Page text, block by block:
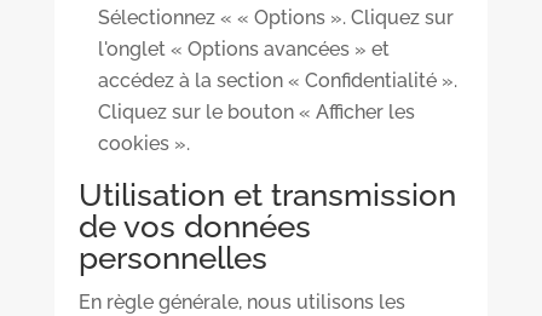
Sélectionnez « « Options ». Cliquez sur
l'onglet « Options avancées » et
accédez à la section « Confidentialité ».
Cliquez sur le bouton « Afficher les
cookies ».
Utilisation et transmission
de vos données
personnelles
En règle générale, nous utilisons les